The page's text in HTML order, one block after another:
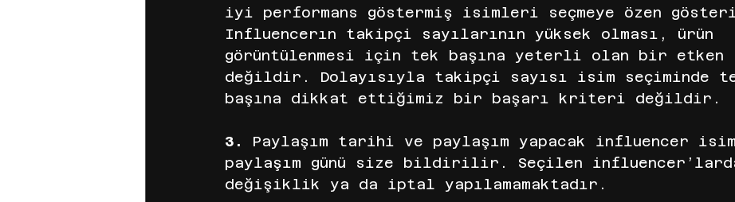
iyi performans göstermiş isimleri seçmeye özen
Influencerın takipçi sayılarının yüksek olması, ürün
görüntülenmesi için tek başına yeterli olan bir etken
değildir. Dolayısıyla takipçi sayısı isim seçiminde
başına dikkat ettiğimiz bir başarı kriteri değildir.
3. Paylaşım tarihi ve paylaşım yapacak influencer
paylaşım günü size bildirilir. Seçilen
değişiklik ya da iptal yapılamamaktadır.